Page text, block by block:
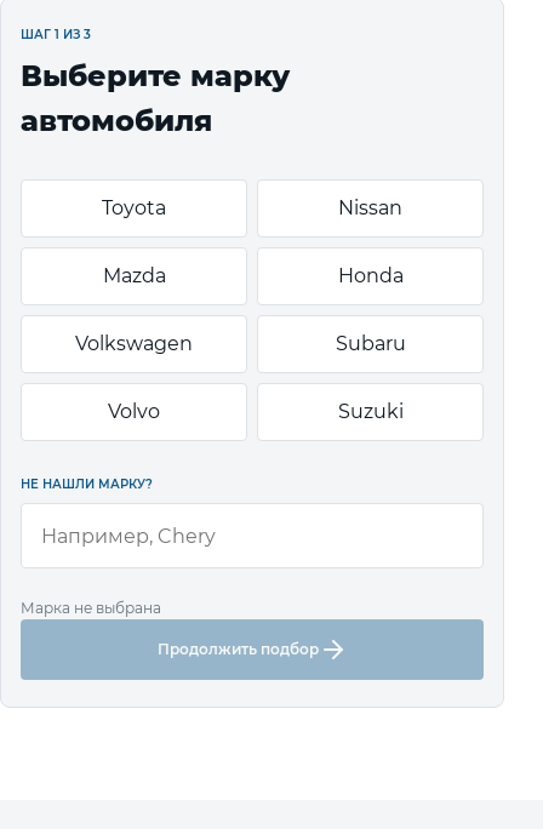
ШАГ 1 ИЗ 3
Выберите марку
автомобиля
Toyota Nissan
Mazda Honda
Volkswagen Subaru
Volvo Suzuki
НЕ НАШЛИ МАРКУ?
Марка не выбрана
Продолжить подбор